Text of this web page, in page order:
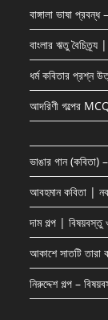
new
tab
new
tab
বাঙ্গালা ভাষা
বাংলার ঋতু বৈচিত্র্য
ধর্ম কবিতার প্রশ্ন
আদরিণী গল্পের
ভাঙার গান (কবিতা)
আবহমান কবিতা |
দাম গল্প | বিষয়বস্তু
আকাশে সাতটি
নিরুদ্দেশ গল্প –